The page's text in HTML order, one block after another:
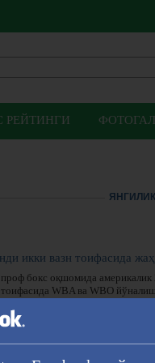
РЕЙТИНГИ
икки вазн тоифасида
бокс оқшомида
WBA ва WBO
кўтарилди.